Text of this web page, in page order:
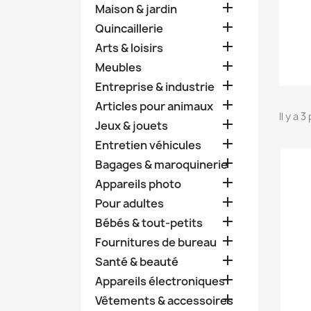
Maison & jardin 
Quincaillerie 
Arts & loisirs 
Meubles 
Entreprise & industrie 
Articles pour animaux 
Jeux & jouets 
Entretien véhicules 
Bagages & maroquinerie

Appareils photo 
Pour adultes 
Bébés & tout-petits 
Fournitures de bureau 
Santé & beauté 
Appareils électroniques
Vêtements & accessoires

Il y a